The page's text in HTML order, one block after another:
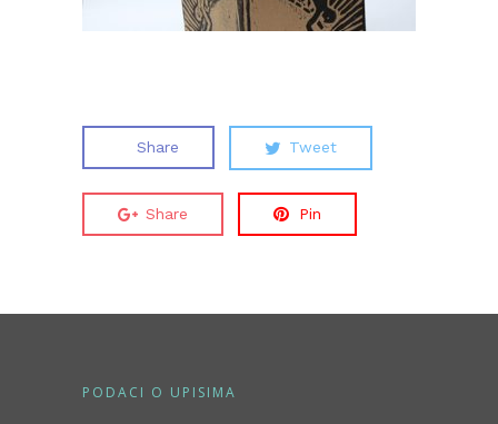
Share Tweet
Share Pin
PODACI O UPISIMA